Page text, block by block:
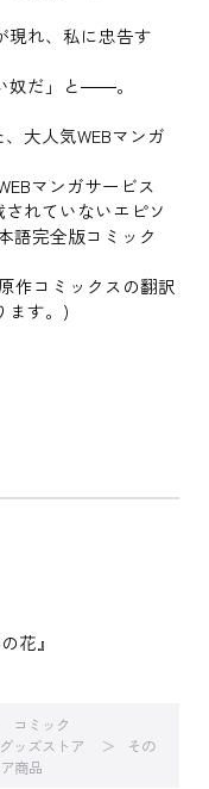
現れ、私に忠告す
奴だ」と――。
大人気WEBマンガ
マンガサービス
されていないエピソ
語完全版コミック
作コミックスの翻訳
ます。)
花』
コミック
ッズストア
その
商品